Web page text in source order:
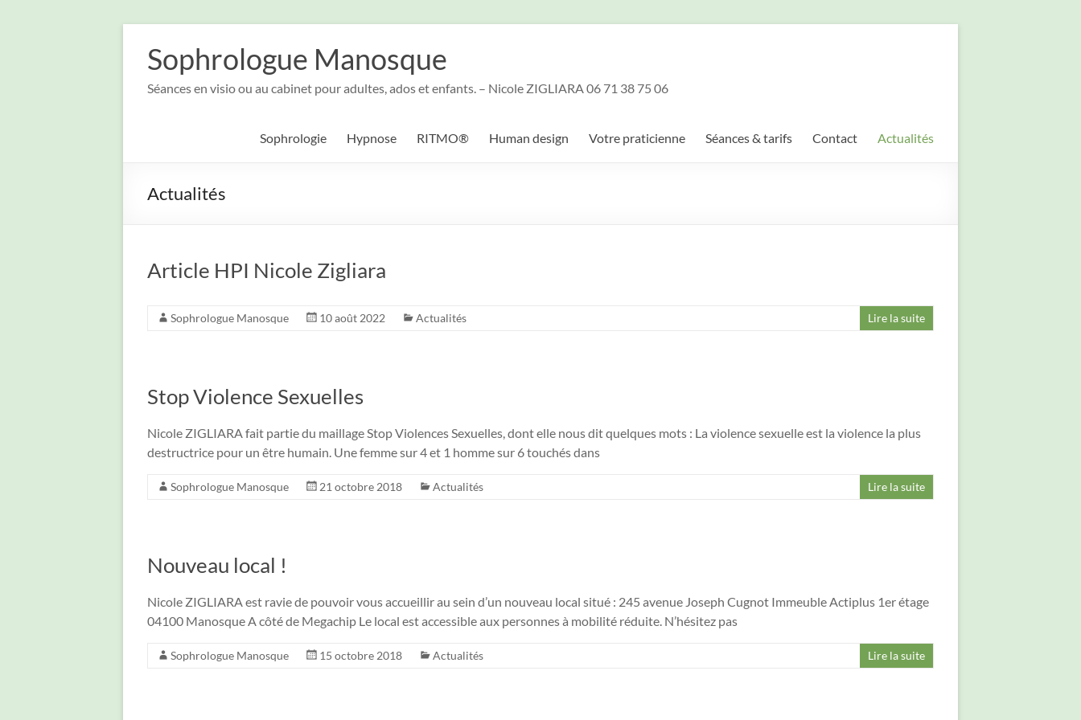
contenuSophrologue Manosque
Séances en visio ou au cabinet pour adultes, ados et enfants. – Nicole ZIGLIARA 06 71 38 75 06
Sophrologie Hypnose RITMO® Human design Votre praticienne Séances & tarifs Contact Actualités
Actualités
Article HPI Nicole Zigliara
Sophrologue Manosque 10 août 2022 Actualités Lire la suite
Stop Violence Sexuelles
Nicole ZIGLIARA fait partie du maillage Stop Violences Sexuelles, dont elle nous dit quelques mots : La violence sexuelle est la violence la plus
destructrice pour un être humain. Une femme sur 4 et 1 homme sur 6 touchés dans
Sophrologue Manosque 21 octobre 2018 Actualités Lire la suite
Nouveau local !
Nicole ZIGLIARA est ravie de pouvoir vous accueillir au sein d’un nouveau local situé : 245 avenue Joseph Cugnot Immeuble Actiplus 1er étage
04100 Manosque A côté de Megachip Le local est accessible aux personnes à mobilité réduite. N’hésitez pas
Sophrologue Manosque 15 octobre 2018 Actualités Lire la suite